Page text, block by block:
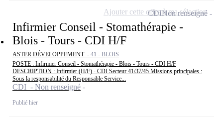
Infirmier Conseil - Stomathérapie -
Blois - Tours - CDI H/F
ASTER DÉVELOPPEMENT - 41 - BLOIS
POSTE : Infirmier Conseil - Stomathérapie - Blois - Tours - CDI H/F
DESCRIPTION : Infirmier (H/F) - CDI Secteur 41/37/45 Missions principales :
Sous la responsabilité du Responsable Service...
CDI - Non renseigné
Publié hier
CDINon renseigné
Ajouter cette offre à ma sélection